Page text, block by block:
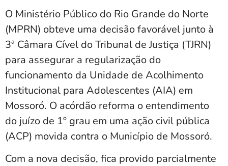
O Ministério Público do Rio Grande do Norte
(MPRN) obteve uma decisão favorável junto à
3ª Câmara Cível do Tribunal de Justiça (TJRN)
para assegurar a regularização do
funcionamento da Unidade de Acolhimento
Institucional para Adolescentes (AIA) em
Mossoró. O acórdão reforma o entendimento
do juízo de 1º grau em uma ação civil pública
(ACP) movida contra o Município de Mossoró.
Com a nova decisão, fica provido parcialmente